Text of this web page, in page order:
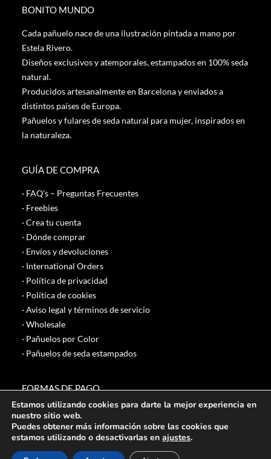
BONITO MUNDO
Cada pañuelo nace de una ilustración pintada a mano por
Estela Rivero.
Diseños exclusivos y atemporales, estampados en 100% seda
natural.
Producidos artesanalmente en Barcelona y enviados a
distintos países de Europa.
Pañuelos y fulares de seda natural para mujer, inspirados en
la naturaleza.
GUÍA DE COMPRA
· FAQ’s – Preguntas Frecuentes
· Freebies
· Crea tu cuenta
· Dónde comprar
· Envíos y devoluciones
· International Orders
· Política de privacidad
· Política de cookies
· Aviso legal y términos de servicio
· Wholesale
· Pañuelos por Color
· Pañuelos de seda estampados
FORMAS DE PAGO
Estamos utilizando cookies para darte la mejor experiencia en
nuestro sitio web.
Puedes obtener más información sobre las cookies que
estamos utilizando o desactivarlas en ajustes.